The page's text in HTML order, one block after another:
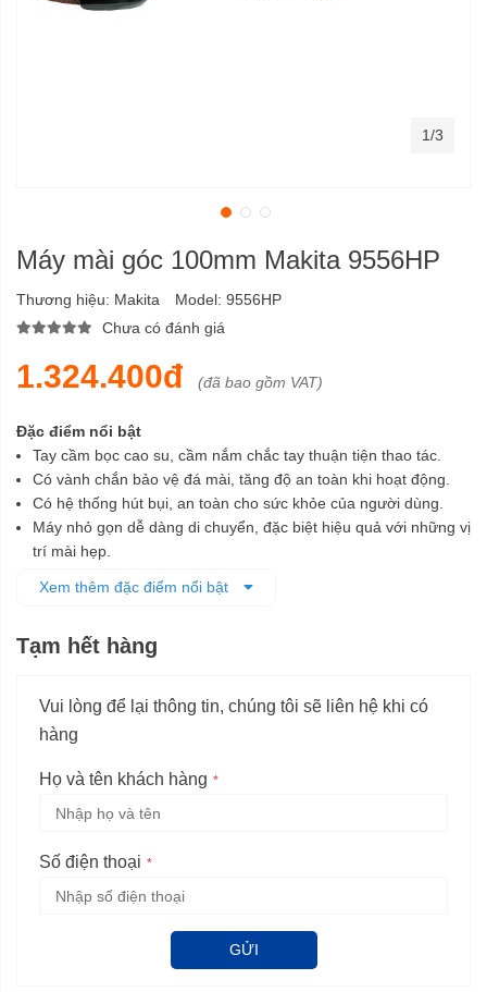
Máy mài góc 100mm Makita 9556HP
Thương hiệu: Makita Model: 9556HP
Chưa có đánh giá
1.324.400đ (đã bao gồm VAT)
Đặc điểm nổi bật
Tay cầm bọc cao su, cầm nắm chắc tay thuận tiện thao tác.
Có vành chắn bảo vệ đá mài, tăng độ an toàn khi hoạt động.
Có hệ thống hút bụi, an toàn cho sức khỏe của người dùng.
Máy nhỏ gọn dễ dàng di chuyển, đặc biệt hiệu quả với những vị
trí mài hẹp.
Xem thêm đặc điểm nổi bật
Tạm hết hàng
Vui lòng để lại thông tin, chúng tôi sẽ liên hệ khi có
hàng
Họ và tên khách hàng
Số điện thoại
GỬI
1/3